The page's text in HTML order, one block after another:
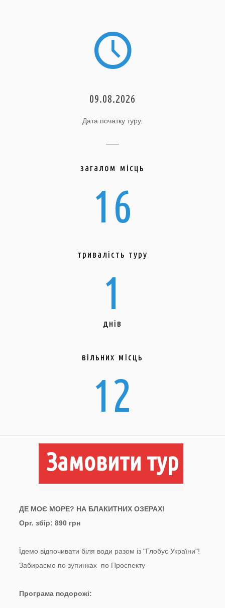
09.08.2026
Дата початку туру.
загалом місць
16
тривалість туру
1
днів
вільних місць
12
Замовити тур
ДЕ МОЄ МОРЕ? НА БЛАКИТНИХ ОЗЕРАХ!
Орг. збір: 890 грн
Їдемо відпочивати біля води разом із "Глобус України"!
Забираємо по зупинках по Проспекту
Програма подорожі: